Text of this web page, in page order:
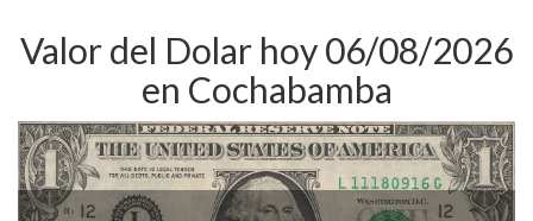
Valor del Dolar hoy 06/08/2026
en Cochabamba